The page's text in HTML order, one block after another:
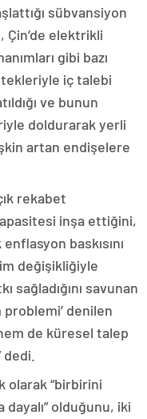
sübvansiyon
Çin’de elektrikli
gibi bazı
iç talebi
ve bunun
doldurarak yerli
artan endişelere
rekabet
inşa ettiğini,
baskısını
değişikliğiyle
sağladığını savunan
problemi’ denilen
de küresel talep
olarak “birbirini
dayalı” olduğunu, iki